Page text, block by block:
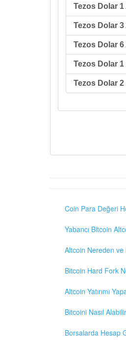
Tezos Dolar 1
Tezos Dolar 3
Tezos Dolar 6
Tezos Dolar 1
Tezos Dolar 2
Coin Para Değeri
Yabancı Bitcoin
Altcoin Nereden ve
Bitcoin Hard Fork
Altcoin Yatırımı
Bitcoini Nasıl
Borsalarda Hesap